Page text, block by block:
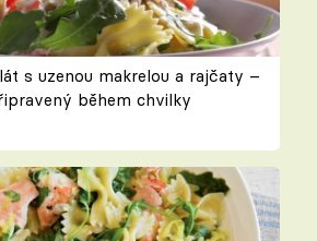
s uzenou makrelou a rajčaty –
během chvilky